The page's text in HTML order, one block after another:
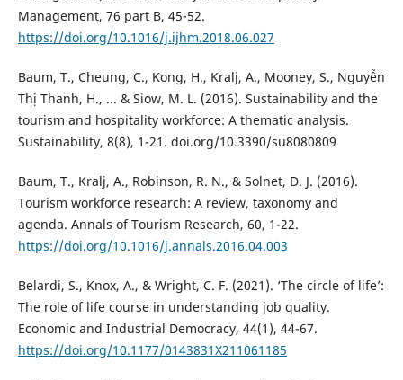
Management, 76 part B, 45-52.
https://doi.org/10.1016/j.ijhm.2018.06.027
Baum, T., Cheung, C., Kong, H., Kralj, A., Mooney, S., Nguyễn
Thị Thanh, H., ... & Siow, M. L. (2016). Sustainability and the
tourism and hospitality workforce: A thematic analysis.
Sustainability, 8(8), 1-21. doi.org/10.3390/su8080809
Baum, T., Kralj, A., Robinson, R. N., & Solnet, D. J. (2016).
Tourism workforce research: A review, taxonomy and
agenda. Annals of Tourism Research, 60, 1-22.
https://doi.org/10.1016/j.annals.2016.04.003
Belardi, S., Knox, A., & Wright, C. F. (2021). ‘The circle of life’:
The role of life course in understanding job quality.
Economic and Industrial Democracy, 44(1), 44-67.
https://doi.org/10.1177/0143831X211061185